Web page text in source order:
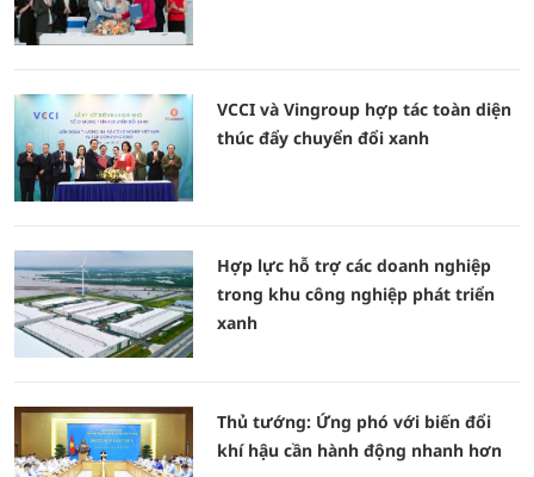
VCCI và Vingroup hợp tác toàn diện
thúc đẩy chuyển đổi xanh
Hợp lực hỗ trợ các doanh nghiệp
trong khu công nghiệp phát triển
xanh
Thủ tướng: Ứng phó với biến đổi
khí hậu cần hành động nhanh hơn